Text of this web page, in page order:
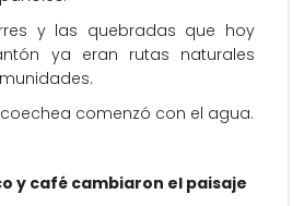
y las quebradas que hoy
ya eran rutas naturales
comenzó con el agua.
y café cambiaron el paisaje